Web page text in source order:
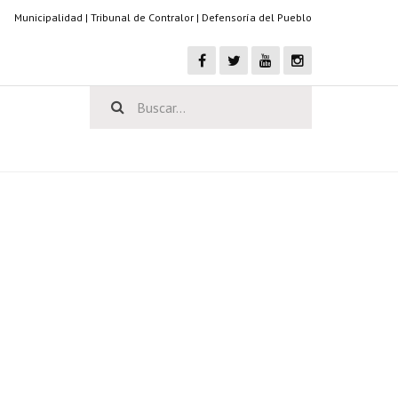
Municipalidad | Tribunal de Contralor | Defensoría del Pueblo